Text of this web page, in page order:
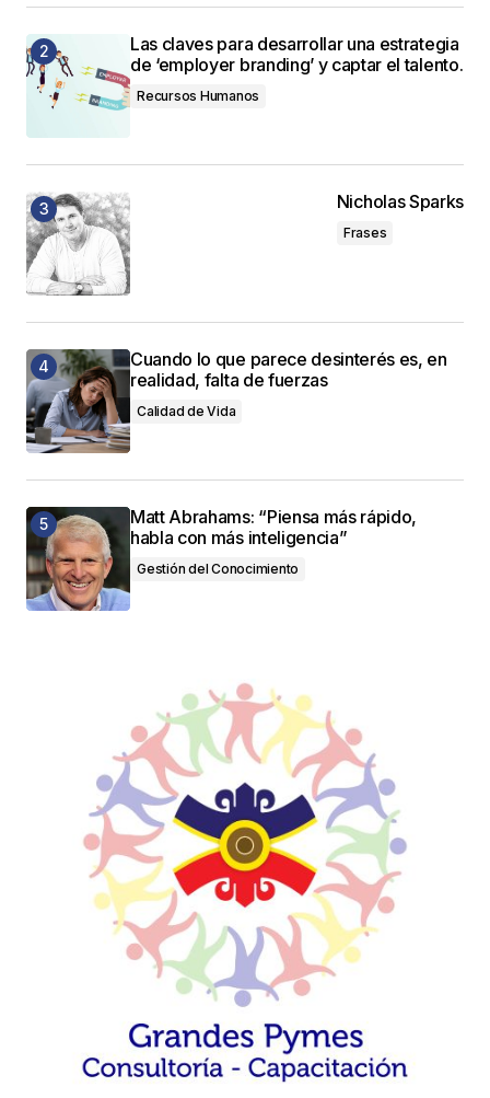
Las claves para desarrollar una estrategia
de ‘employer branding’ y captar el talento.
Recursos Humanos
Nicholas Sparks
Frases
Cuando lo que parece desinterés es, en
realidad, falta de fuerzas
Calidad de Vida
Matt Abrahams: “Piensa más rápido,
habla con más inteligencia”
Gestión del Conocimiento